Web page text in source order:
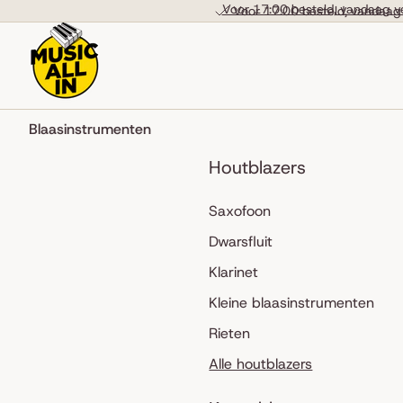
Voor 17:00 besteld,
Voor 17:00 besteld, vandaag
Blaasinstrumenten
Houtblazers
Saxofoon
Dwarsfluit
Klarinet
Kleine blaasinstrumenten
Rieten
Alle houtblazers